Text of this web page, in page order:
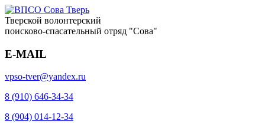
Тверской волонтерский
поисково-спасательный отряд "Сова"
E-MAIL
vpso-tver@yandex.ru
8 (910) 646-34-34
8 (904) 014-12-34